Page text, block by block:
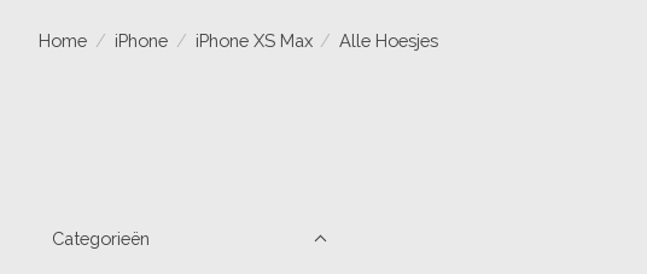
Home / iPhone / iPhone XS Max / Alle Hoesjes
Categorieën